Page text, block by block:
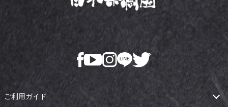
ご利用ガイド